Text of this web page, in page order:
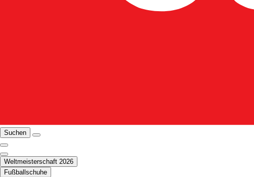
Suchen
Weltmeisterschaft 2026
Fußballschuhe